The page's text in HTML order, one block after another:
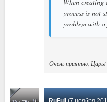
When creating
process is not
problem with a
Очень приятно, Царь!
RuFull (7 ноября 2014